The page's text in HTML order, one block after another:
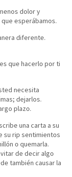
dolor y
esperábamos.
diferente.
que hacerlo por ti
necesita
dejarlos.
plazo.
una carta a su
su rip sentimientos
o quemarla.
de decir algo
también causar la